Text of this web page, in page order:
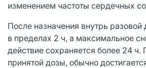
изменением частоты сердечных
После назначения внутрь
в пределах 2 ч, а максимальное
действие сохраняется более 24
принятой дозы, обычно